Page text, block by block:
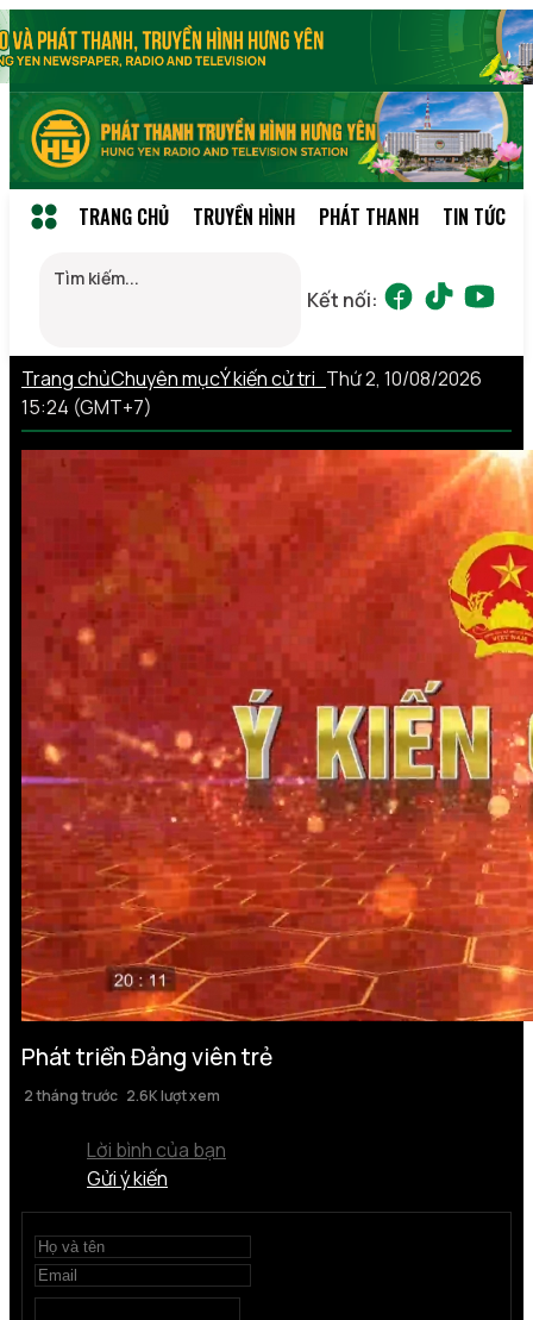
TRANG CHỦ TRUYỀN HÌNH PHÁT THANH TIN TỨC
Kết nối:
Trang chủChuyên mụcÝ kiến cử tri Thứ 2, 10/08/2026
15:24 (GMT+7)
Phát triển Đảng viên trẻ
2 tháng trước 2.6K lượt xem
Lời bình của bạn
Gửi ý kiến